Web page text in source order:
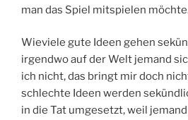
man das Spiel mitspielen
Wieviele gute Ideen gehen
irgendwo auf der Welt jemand
ich nicht, das bringt mir doch
schlechte Ideen werden
in die Tat umgesetzt, weil